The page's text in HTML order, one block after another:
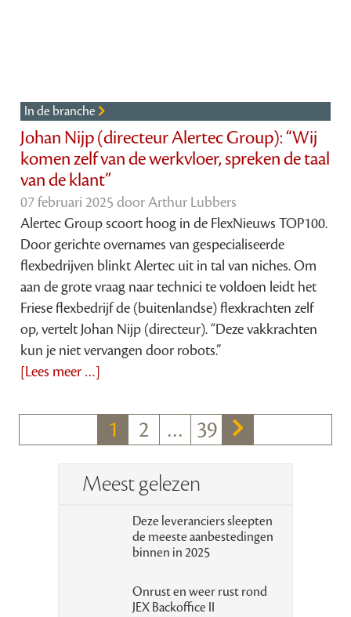
In de branche
Johan Nijp (directeur Alertec Group): “Wij
komen zelf van de werkvloer, spreken de taal
van de klant”
07 februari 2025 doorArthur Lubbers
Alertec Group scoort hoog in de FlexNieuws TOP100.
Door gerichte overnames van gespecialiseerde
flexbedrijven blinkt Alertec uit in tal van niches. Om
aan de grote vraag naar technici te voldoen leidt het
Friese flexbedrijf de (buitenlandse) flexkrachten zelf
op, vertelt Johan Nijp (directeur). “Deze vakkrachten
kun je niet vervangen door robots.”
[Lees meer …]
1 2 … 39
Meest gelezen
Deze leveranciers sleepten
de meeste aanbestedingen
binnen in 2025
Onrust en weer rust rond
JEX Backoffice II